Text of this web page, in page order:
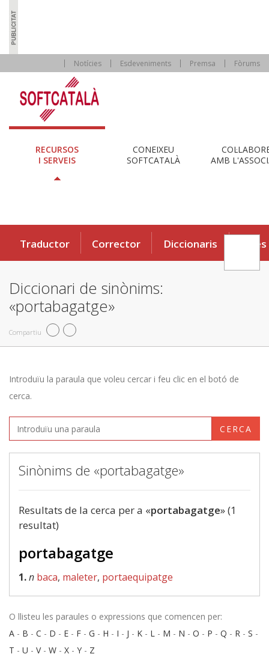
Notícies Esdeveniments Premsa Fòrums
RECURSOS
I SERVEIS
CONEIXEU
SOFTCATALÀ
AMB
Traductor Corrector Diccionaris Eines
Diccionari de sinònims:
«portabagatge»
Compartiu
Introduïu la paraula que voleu cercar i feu clic en el botó de
cerca.
CERCA
Sinònims de «portabagatge»
Resultats de la cerca per a «portabagatge» (1
resultat)
portabagatge
1.n baca, maleter, portaequipatge
O llisteu les paraules o expressions que comencen per:
A - B - C - D - E - F - G - H - I - J - K - L - M - N - O - P - Q - R - S -
T - U - V- W - X - Y - Z